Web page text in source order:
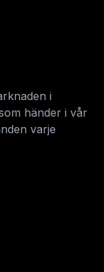
i
händer i vår
varje